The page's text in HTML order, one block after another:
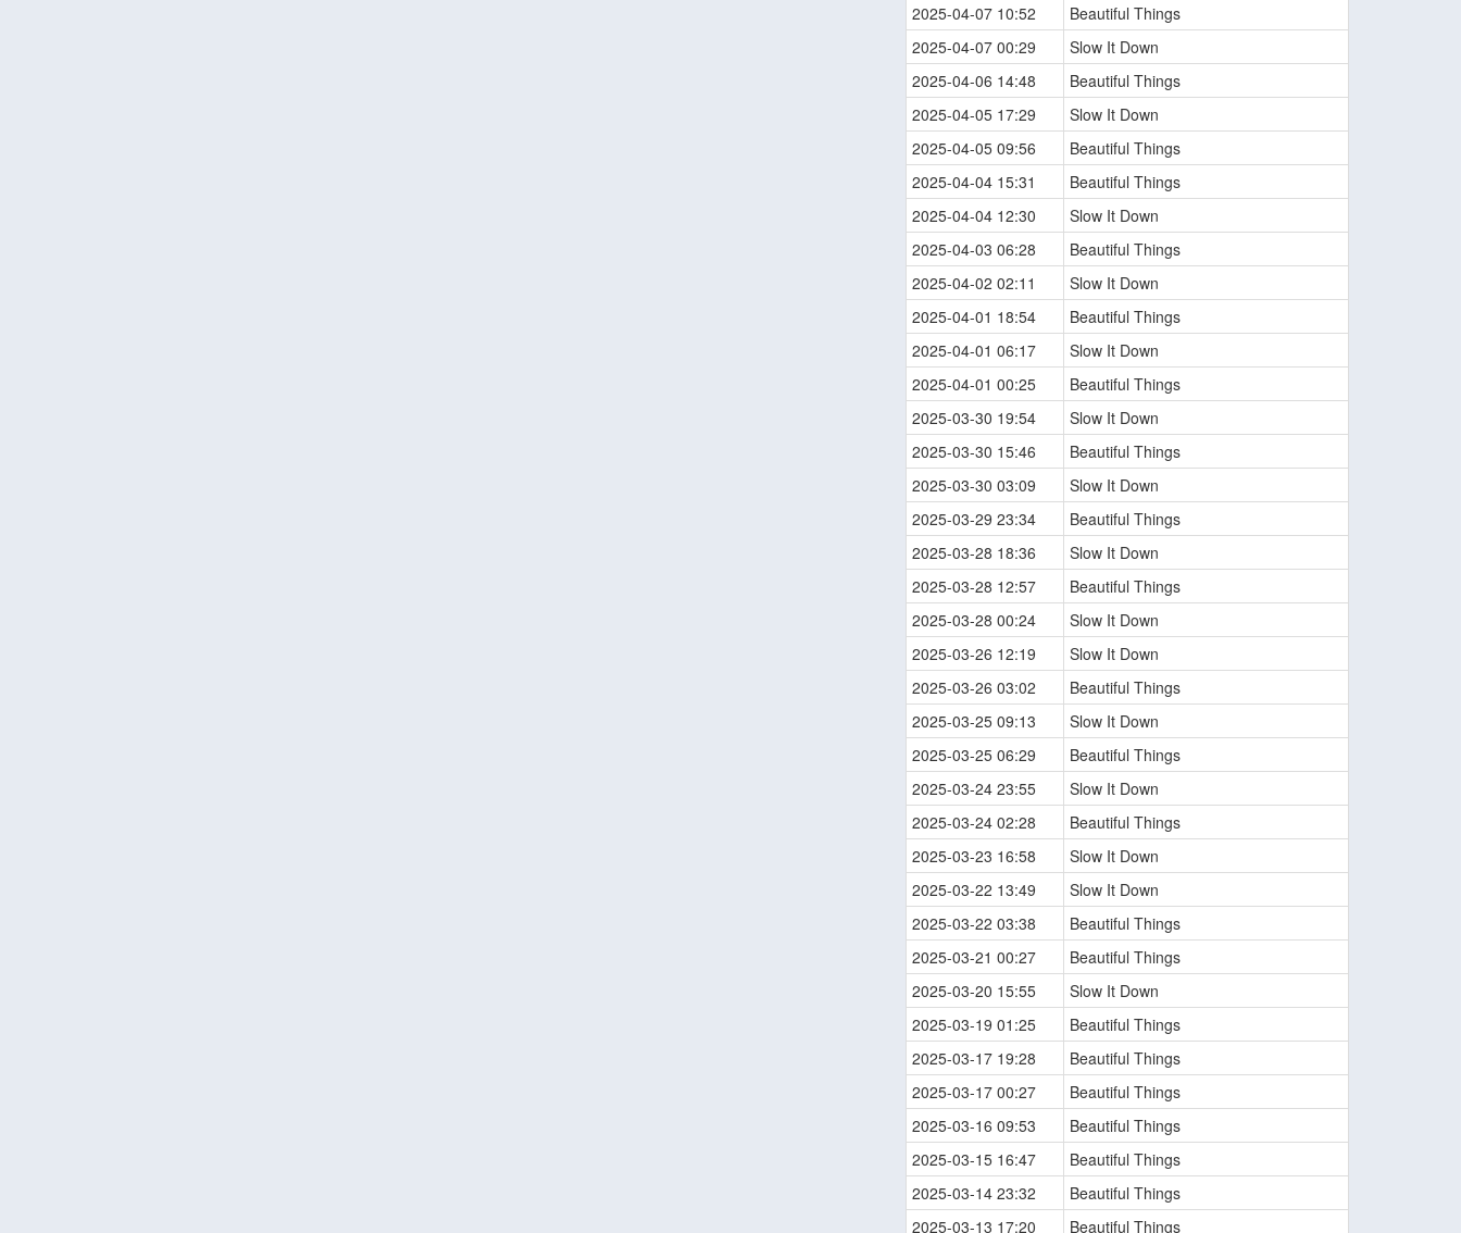
2025-04-07 10:52
Beautiful Things
2025-04-07 00:29
Slow It Down
2025-04-06 14:48
Beautiful Things
2025-04-05 17:29
Slow It Down
2025-04-05 09:56
Beautiful Things
2025-04-04 15:31
Beautiful Things
2025-04-04 12:30
Slow It Down
2025-04-03 06:28
Beautiful Things
2025-04-02 02:11
Slow It Down
2025-04-01 18:54
Beautiful Things
2025-04-01 06:17
Slow It Down
2025-04-01 00:25
Beautiful Things
2025-03-30 19:54
Slow It Down
2025-03-30 15:46
Beautiful Things
2025-03-30 03:09
Slow It Down
2025-03-29 23:34
Beautiful Things
2025-03-28 18:36
Slow It Down
2025-03-28 12:57
Beautiful Things
2025-03-28 00:24
Slow It Down
2025-03-26 12:19
Slow It Down
2025-03-26 03:02
Beautiful Things
2025-03-25 09:13
Slow It Down
2025-03-25 06:29
Beautiful Things
2025-03-24 23:55
Slow It Down
2025-03-24 02:28
Beautiful Things
2025-03-23 16:58
Slow It Down
2025-03-22 13:49
Slow It Down
2025-03-22 03:38
Beautiful Things
2025-03-21 00:27
Beautiful Things
2025-03-20 15:55
Slow It Down
2025-03-19 01:25
Beautiful Things
2025-03-17 19:28
Beautiful Things
2025-03-17 00:27
Beautiful Things
2025-03-16 09:53
Beautiful Things
2025-03-15 16:47
Beautiful Things
2025-03-14 23:32
Beautiful Things
2025-03-13 17:20
Beautiful Things